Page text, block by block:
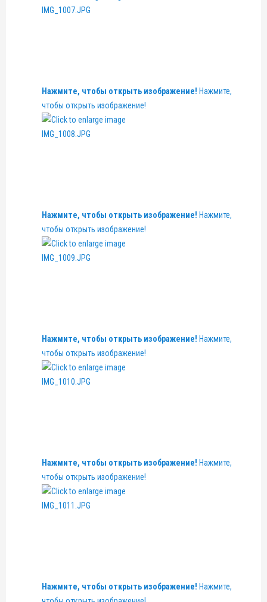
Нажмите, чтобы открыть изображение! Нажмите,
чтобы открыть изображение!
Нажмите, чтобы открыть изображение! Нажмите,
чтобы открыть изображение!
Нажмите, чтобы открыть изображение! Нажмите,
чтобы открыть изображение!
Нажмите, чтобы открыть изображение! Нажмите,
чтобы открыть изображение!
Нажмите, чтобы открыть изображение! Нажмите,